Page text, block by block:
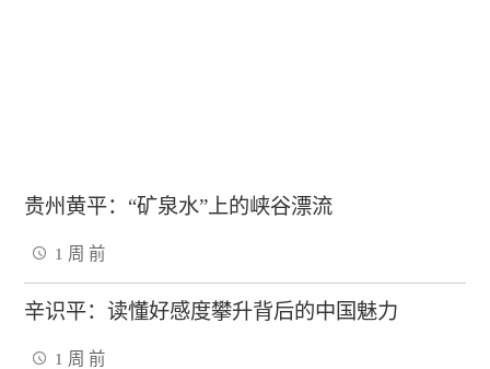
贵州黄平：“矿泉水”上的峡谷漂流
1 周 前
辛识平：读懂好感度攀升背后的中国魅力
1 周 前